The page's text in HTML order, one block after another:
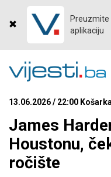
Preuzmite
aplikaciju
13.06.2026 / 22:00
James
Houstonu,
ročište